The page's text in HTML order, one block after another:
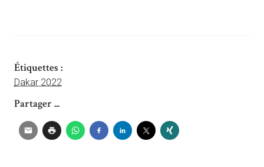
Étiquettes :
Dakar 2022
Partager ...